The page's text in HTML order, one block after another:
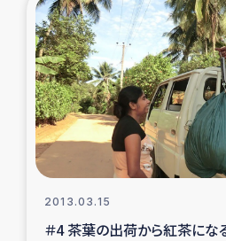
スリランカ南部洪
スリランカの南北女性をつなぐ
ジェクト
復興支援
2013.03.15
＃4 茶葉の出荷から紅茶にな